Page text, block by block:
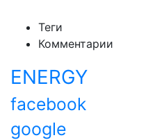
Теги
Комментарии
ENERGY
facebook
google